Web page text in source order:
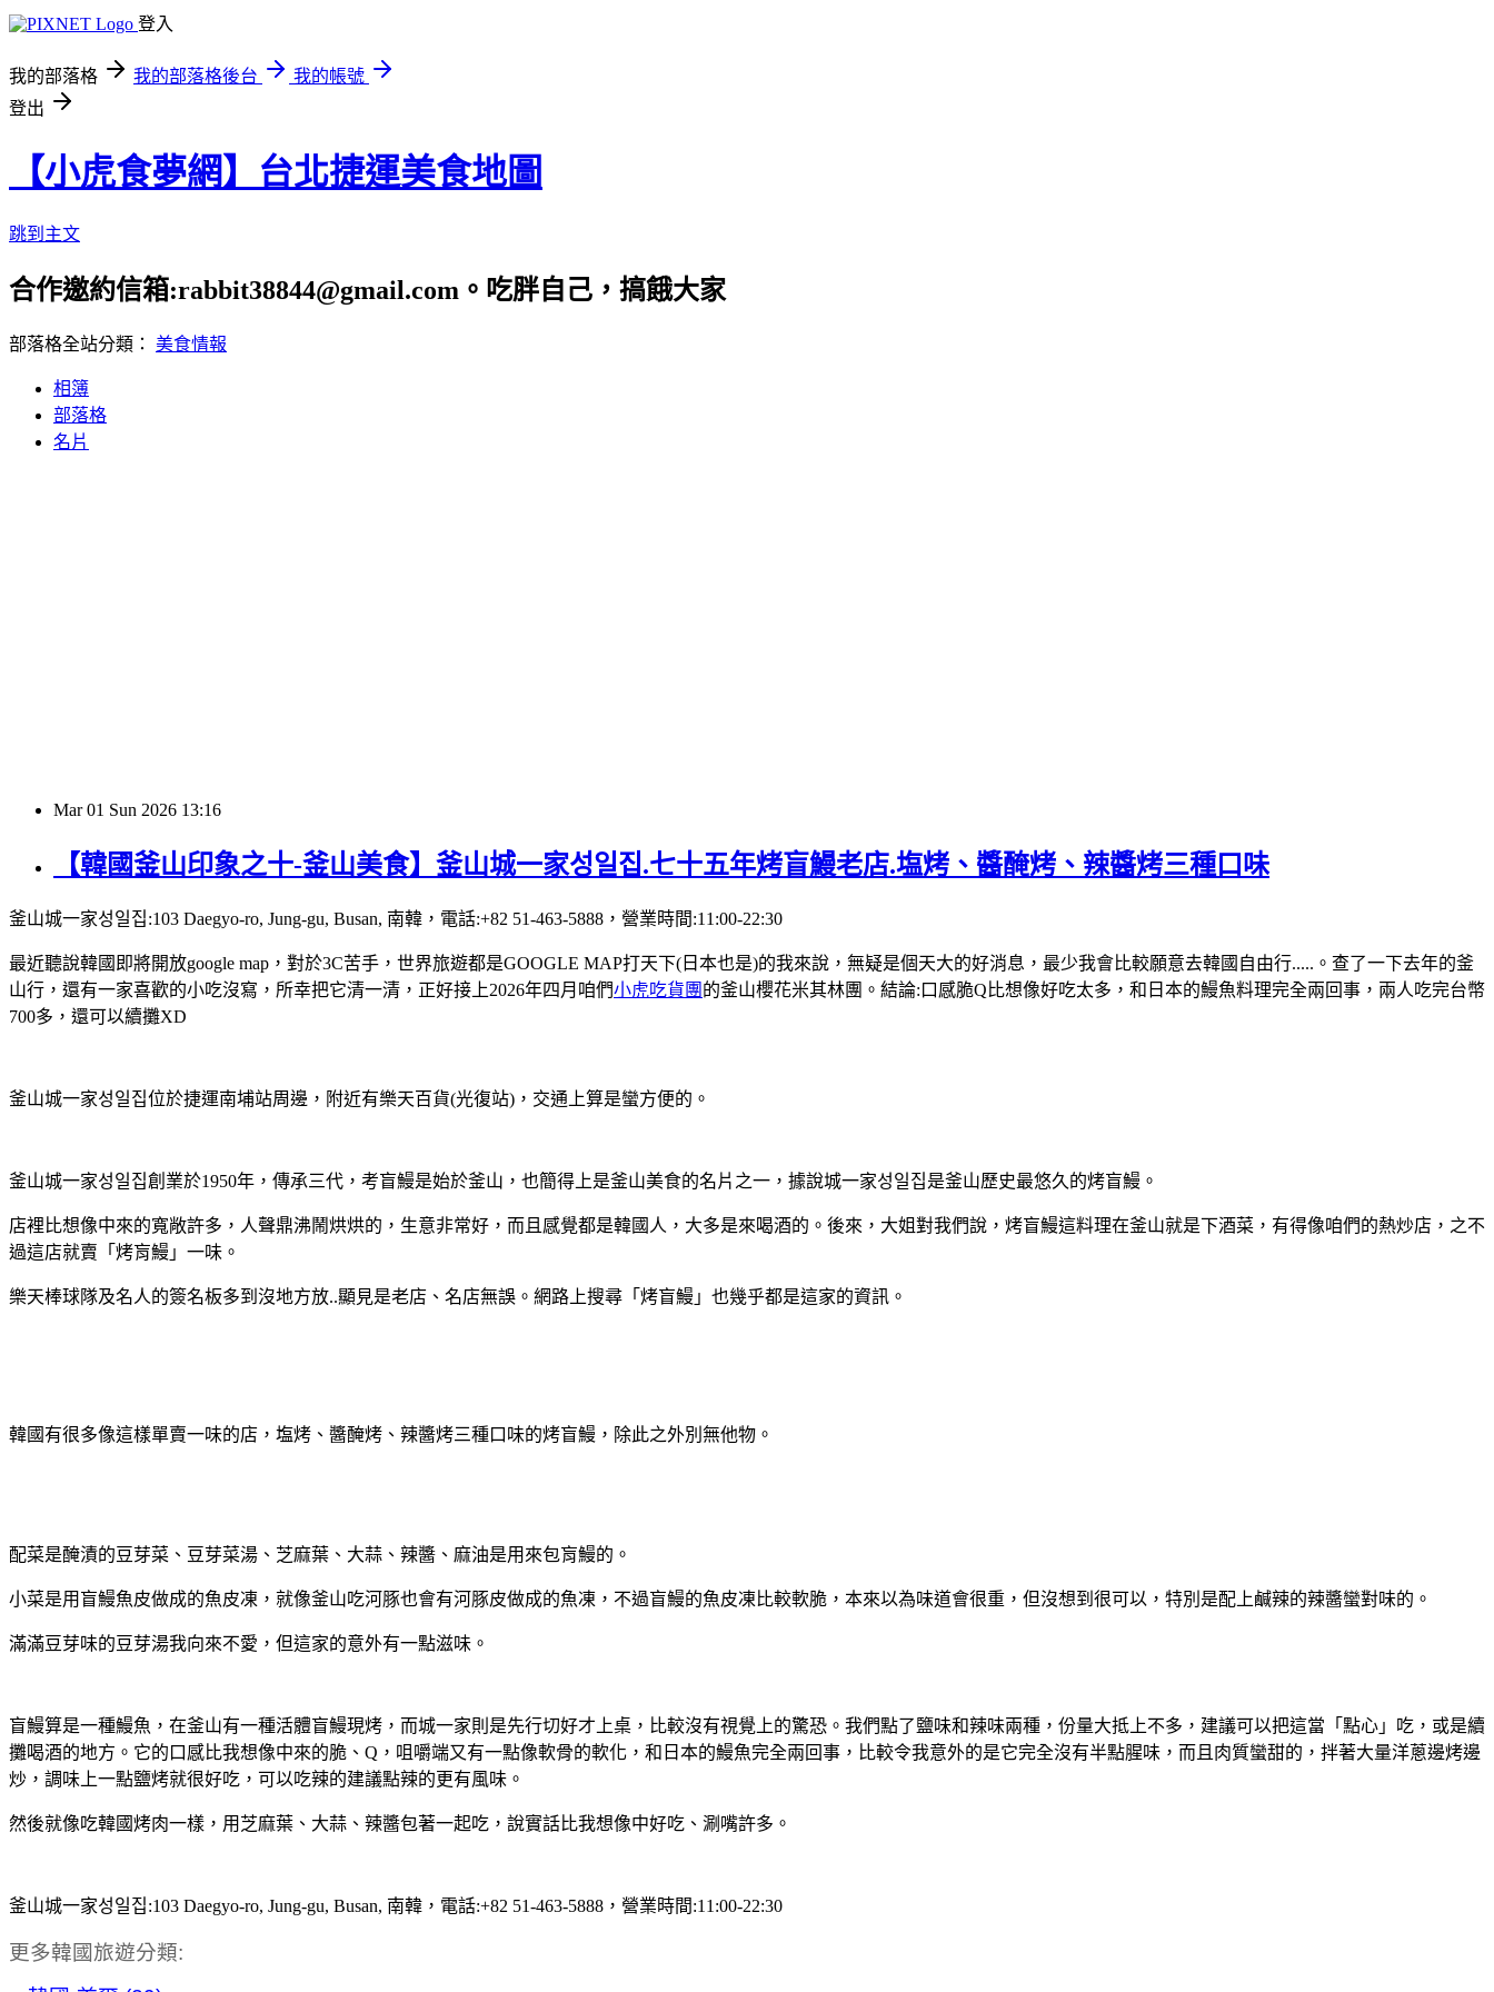
登入
我的部落格 我的部落格後台
我的帳號
登出
【小虎食夢網】台北捷運美食地圖
跳到主文
合作邀約信箱:rabbit38844@gmail.com。吃胖自己，搞餓大家
部落格全站分類： 美食情報
相簿
部落格
名片
Mar 01 Sun 2026 13:16
【韓國釜山印象之十-釜山美食】釜山城一家성일집.七十五年烤盲鰻老店.塩烤、醬醃烤、辣醬烤三種口味
釜山城一家성일집:103 Daegyo-ro, Jung-gu, Busan, 南韓，電話:+82 51-463-5888，營業時間:11:00-22:30
最近聽說韓國即將開放google map，對於3C苦手，世界旅遊都是GOOGLE MAP打天下(日本也是)的我來說，無疑是個天大的好消息，最少我會比較願意去韓國自由行.....。查了一下去年的釜
山行，還有一家喜歡的小吃沒寫，所幸把它清一清，正好接上2026年四月咱們小虎吃貨團 的釜山櫻花米其林團。結論:口感脆Q比想像好吃太多，和日本的鰻魚料理完全兩回事，兩人吃完台幣
700多，還可以續攤XD
釜山城一家성일집位於捷運南埔站周邊，附近有樂天百貨(光復站)，交通上算是蠻方便的。
釜山城一家성일집創業於1950年，傳承三代，考盲鰻是始於釜山，也簡得上是釜山美食的名片之一，據說城一家성일집是釜山歷史最悠久的烤盲鰻。
店裡比想像中來的寬敞許多，人聲鼎沸鬧烘烘的，生意非常好，而且感覺都是韓國人，大多是來喝酒的。後來，大姐對我們說，烤盲鰻這料理在釜山就是下酒菜，有得像咱們的熱炒店，之不
過這店就賣「烤肓鰻」一味。
樂天棒球隊及名人的簽名板多到沒地方放..顯見是老店、名店無誤。網路上搜尋「烤盲鰻」也幾乎都是這家的資訊。
韓國有很多像這樣單賣一味的店，塩烤、醬醃烤、辣醬烤三種口味的烤盲鰻，除此之外別無他物。
配菜是醃漬的豆芽菜、豆芽菜湯、芝麻葉、大蒜、辣醬、麻油是用來包肓鰻的。
小菜是用盲鰻魚皮做成的魚皮凍，就像釜山吃河豚也會有河豚皮做成的魚凍，不過盲鰻的魚皮凍比較軟脆，本來以為味道會很重，但沒想到很可以，特別是配上鹹辣的辣醬蠻對味的。
滿滿豆芽味的豆芽湯我向來不愛，但這家的意外有一點滋味。
盲鰻算是一種鰻魚，在釜山有一種活體盲鰻現烤，而城一家則是先行切好才上桌，比較沒有視覺上的驚恐。我們點了鹽味和辣味兩種，份量大抵上不多，建議可以把這當「點心」吃，或是續
攤喝酒的地方。它的口感比我想像中來的脆、Q，咀嚼端又有一點像軟骨的軟化，和日本的鰻魚完全兩回事，比較令我意外的是它完全沒有半點腥味，而且肉質蠻甜的，拌著大量洋蔥邊烤邊
炒，調味上一點鹽烤就很好吃，可以吃辣的建議點辣的更有風味。
然後就像吃韓國烤肉一樣，用芝麻葉、大蒜、辣醬包著一起吃，說實話比我想像中好吃、涮嘴許多。
釜山城一家성일집:103 Daegyo-ro, Jung-gu, Busan, 南韓，電話:+82 51-463-5888，營業時間:11:00-22:30
更多韓國旅遊分類: